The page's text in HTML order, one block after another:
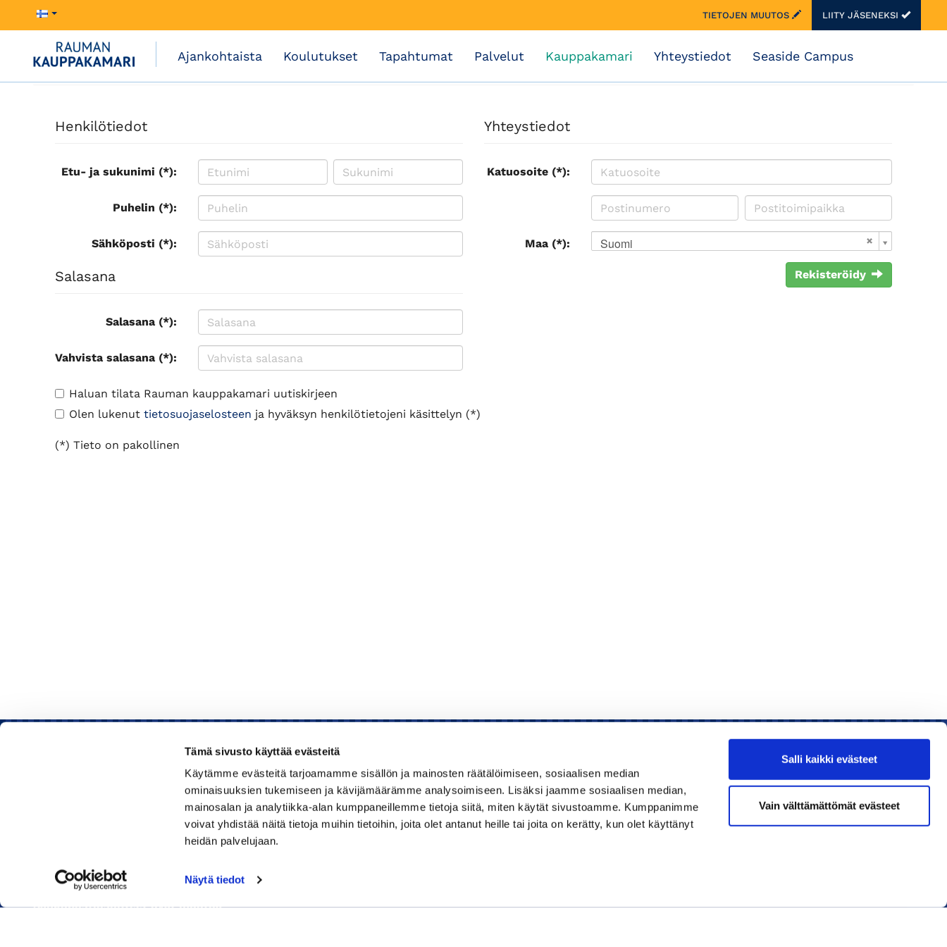
Tämä sivusto käyttää evästeitä
Käytämme evästeitä tarjoamamme sisällön ja mainosten räätälöimiseen, sosiaalisen median
ominaisuuksien tukemiseen ja kävijämäärämme analysoimiseen. Lisäksi jaamme sosiaalisen median,
mainosalan ja analytiikka-alan kumppaneillemme tietoja siitä, miten käytät sivustoamme. Kumppanimme
voivat yhdistää näitä tietoja muihin tietoihin, joita olet antanut heille tai joita on kerätty, kun olet käyttänyt
heidän palvelujaan.
Näytä tiedot
Salli kaikki evästeet
Vain välttämättömät evästeet
TIETOJEN MUUTOS LIITY JÄSENEKSI
Ajankohtaista Koulutukset Tapahtumat Palvelut Kauppakamari Yhteystiedot Seaside Campus
Henkilötiedot
Etu- ja sukunimi (*):
Puhelin (*):
Sähköposti (*):
Salasana
Salasana (*):
Vahvista salasana (*):
Yhteystiedot
Katuosoite (*):
Maa (*): Suomi
Rekisteröidy
Haluan tilata Rauman kauppakamari uutiskirjeen
Olen lukenut tietosuojaselosteen ja hyväksyn henkilötietojeni käsittelyn (*)
(*) Tieto on pakollinen
Rauman kauppakamari
Huom! Vientikaupan asiakirjoihin liittyvät kyselyt
040 1828 268(Heini Yli-Antola)
Sähköpostiosoitteet ovat muotoa
Kauppakamari
Koulutukset ja tapahtumat
Liity jäseneksi